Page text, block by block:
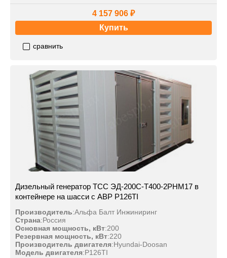
4 157 906 ₽
Купить
сравнить
Дизельный генератор ТСС ЭД-200С-Т400-2РНМ17 в
контейнере на шасси с АВР P126TI
Производитель:Альфа Балт Инжиниринг
Страна:Россия
Основная мощность, кВт:200
Резервная мощность, кВт:220
Производитель двигателя:Hyundai-Doosan
Модель двигателя:P126TI